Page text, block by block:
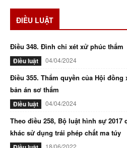
ĐIỀU LUẬT
Điều 348. Đình chỉ xét xử phúc thẩm
Điều luật 04/04/2024
Điều 355. Thẩm quyền của Hội
bản án sơ thẩm
Điều luật 04/04/2024
Theo điều 258, Bộ luật hình sự
khác sử dụng trái phép chất ma túy
18/06/2022